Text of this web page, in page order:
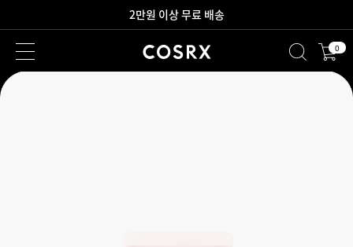
새로워진 회원 혜택을 만나보세요!
2만원 이상 무료 배송 0